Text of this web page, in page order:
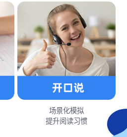
场景化模拟
提升阅读习惯